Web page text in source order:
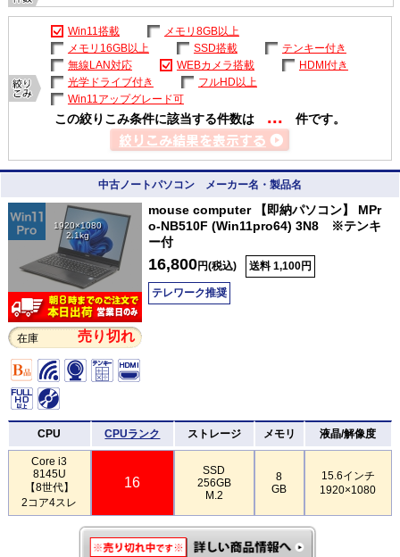
Win11搭載
メモリ8GB以上
メモリ16GB以上
SSD搭載
テンキー付き
無線LAN対応
WEBカメラ搭載
HDMI付き
光学ドライブ付き
フルHD以上
Win11アップグレード可
この絞りこみ条件に該当する件数は ... 件です。
中古ノートパソコン メーカー名・製品名
1920×1080
2.1kg
在庫 売り切れ
mouse computer 【即納パソコン】 MPr
o-NB510F (Win11pro64) 3N8 ※テンキ
ー付
16,800円(税込) 送料 1,100円
テレワーク推奨
CPU CPUランク ストレージ メモリ 液晶/解像度
Core i3
8145U
【8世代】
2コア4スレ
16
SSD
256GB
M.2
8
GB
15.6インチ
1920×1080